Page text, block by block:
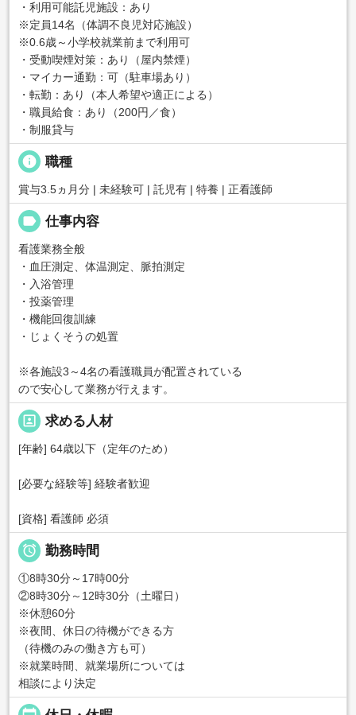
・利用可能託児施設：あり
※定員14名（体調不良児対応施設）
※0.6歳～小学校就業前まで利用可
・受動喫煙対策：あり（屋内禁煙）
・マイカー通勤：可（駐車場あり）
・転勤：あり（本人希望や適正による）
・職員給食：あり（200円／食）
・制服貸与
info 職種
賞与3.5ヵ月分 | 未経験可 | 託児有 | 特養 | 正看護師
label 仕事内容
看護業務全般
・血圧測定、体温測定、脈拍測定
・入浴管理
・投薬管理
・機能回復訓練
・じょくそうの処置
※各施設3～4名の看護職員が配置されている
ので安心して業務が行えます。
portrait 求める人材
[年齢] 64歳以下（定年のため）
[必要な経験等] 経験者歓迎
[資格] 看護師 必須
 勤務時間
①8時30分～17時00分
②8時30分～12時30分（土曜日）
※休憩60分
※夜間、休日の待機ができる方
（待機のみの働き方も可）
※就業時間、就業場所については
相談により決定